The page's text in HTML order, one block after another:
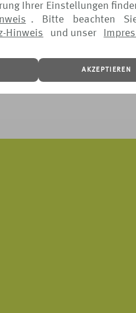
Ihrer Einstellungen
. Bitte beachten
Hinweis und unser
AKZEPTIEREN